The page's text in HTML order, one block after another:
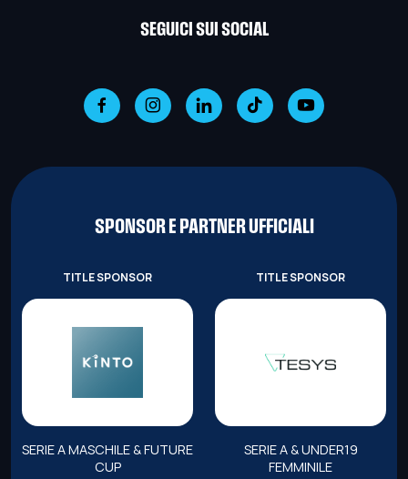
SEGUICI SUI SOCIAL
SPONSOR E PARTNER UFFICIALI
TITLE SPONSOR
SERIE A MASCHILE & FUTURE
CUP
TITLE SPONSOR
SERIE A & UNDER19
FEMMINILE